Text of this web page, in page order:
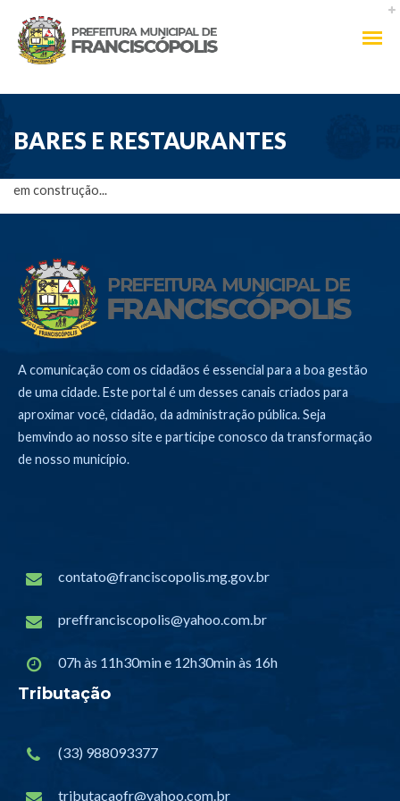
BARES E RESTAURANTES
em construção...
A comunicação com os cidadãos é essencial para a boa gestão
de uma cidade. Este portal é um desses canais criados para
aproximar você, cidadão, da administração pública. Seja
bemvindo ao nosso site e participe conosco da transformação
de nosso município.
contato@franciscopolis.mg.gov.br
preffranciscopolis@yahoo.com.br
07h às 11h30min e 12h30min às 16h
Tributação
(33) 988093377
tributacaofr@yahoo.com.br